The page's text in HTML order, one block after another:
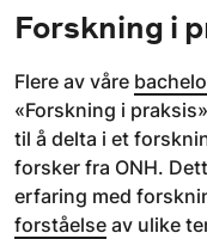
Forskning i
Flere av våre
«Forskning i
til å delta i et
forsker fra ONH.
erfaring med
forståelse av ulike